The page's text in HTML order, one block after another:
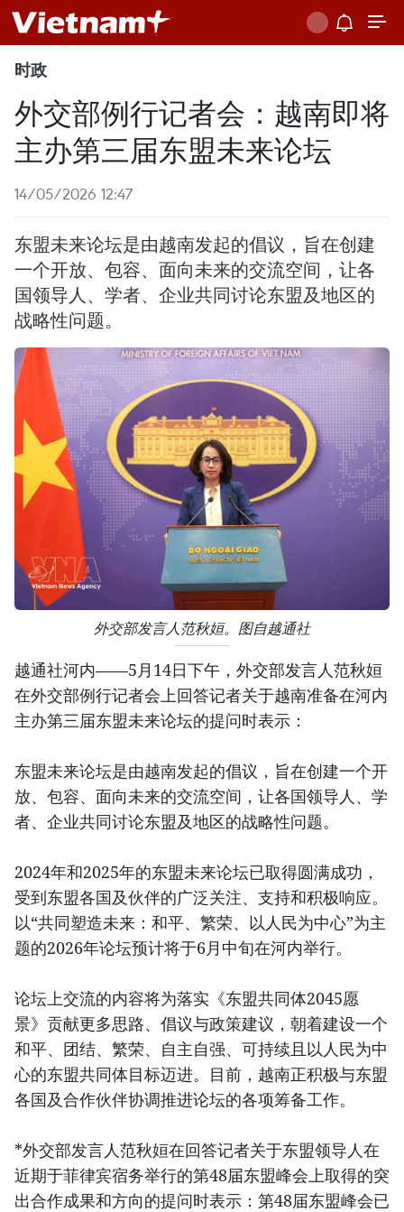
时政
外交部例行记者会：越南即将
主办第三届东盟未来论坛
14/05/2026 12:47
东盟未来论坛是由越南发起的倡议，旨在创建
一个开放、包容、面向未来的交流空间，让各
国领导人、学者、企业共同讨论东盟及地区的
战略性问题。
外交部发言人范秋姮。图自越通社
越通社河内——5月14日下午，外交部发言人范秋姮
在外交部例行记者会上回答记者关于越南准备在河内
主办第三届东盟未来论坛的提问时表示：
东盟未来论坛是由越南发起的倡议，旨在创建一个开
放、包容、面向未来的交流空间，让各国领导人、学
者、企业共同讨论东盟及地区的战略性问题。
2024年和2025年的东盟未来论坛已取得圆满成功，
受到东盟各国及伙伴的广泛关注、支持和积极响应。
以“共同塑造未来：和平、繁荣、以人民为中心”为主
题的2026年论坛预计将于6月中旬在河内举行。
论坛上交流的内容将为落实《东盟共同体2045愿
景》贡献更多思路、倡议与政策建议，朝着建设一个
和平、团结、繁荣、自主自强、可持续且以人民为中
心的东盟共同体目标迈进。目前，越南正积极与东盟
各国及合作伙伴协调推进论坛的各项筹备工作。
*外交部发言人范秋姮在回答记者关于东盟领导人在
近期于菲律宾宿务举行的第48届东盟峰会上取得的突
出合作成果和方向的提问时表示：第48届东盟峰会已